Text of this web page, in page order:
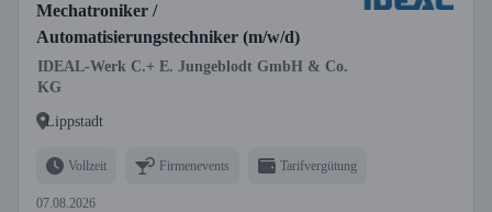
Mechatroniker /
Automatisierungstechniker (m/w/d)
IDEAL-Werk C.+ E. Jungeblodt GmbH & Co.
KG
Lippstadt
Vollzeit Firmenevents Tarifvergütung
07.08.2026